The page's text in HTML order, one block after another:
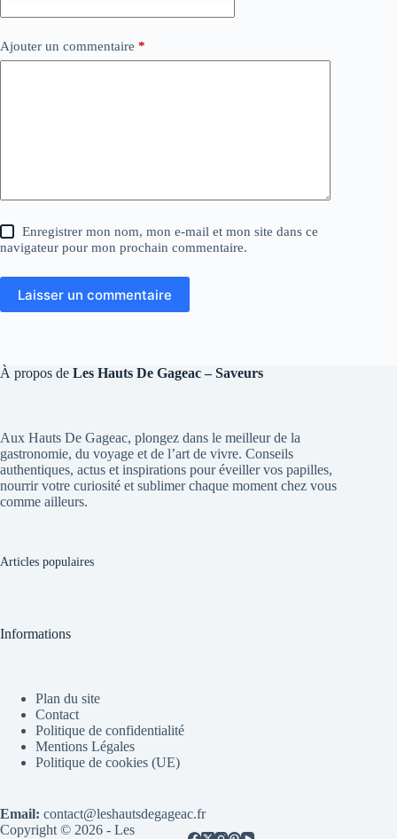
Ajouter un commentaire *
Enregistrer mon nom, mon e-mail et mon site dans ce
navigateur pour mon prochain commentaire.
Laisser un commentaire
À propos de Les Hauts De Gageac – Saveurs
Aux Hauts De Gageac, plongez dans le meilleur de la
gastronomie, du voyage et de l’art de vivre. Conseils
authentiques, actus et inspirations pour éveiller vos papilles,
nourrir votre curiosité et sublimer chaque moment chez vous
comme ailleurs.
Articles populaires
Informations
Plan du site
Contact
Politique de confidentialité
Mentions Légales
Politique de cookies (UE)
Email: contact@leshautsdegageac.fr
Copyright © 2026 - Les